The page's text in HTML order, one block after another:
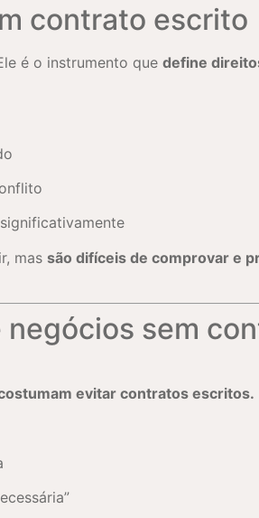
contrato escrito
é o instrumento que define
mas são difíceis de comprovar e
sem
evitar contratos escritos.